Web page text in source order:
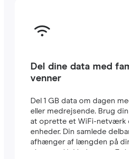
Del dine data med
venner
Del 1 GB data om dagen
eller medrejsende. Brug
at oprette et WiFi-netværk
enheder. Din samlede
afhænger af længden på
eksempel inkluderer en 7-